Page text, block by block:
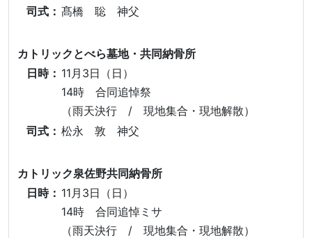
司式： 髙橋 聡 神父
カトリックとべら墓地・共同納骨所
日時： 11月3日（日）
14時 合同追悼祭
（雨天決行 / 現地集合・現地解散）
司式： 松永 敦 神父
カトリック泉佐野共同納骨所
日時： 11月3日（日）
14時 合同追悼ミサ
（雨天決行 / 現地集合・現地解散）